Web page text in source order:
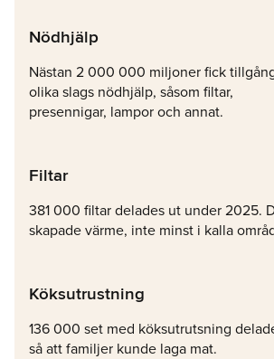
Nödhjälp
Nästan 2 000 000 miljoner fick
olika slags nödhjälp, såsom filtar,
presennigar, lampor och annat.
Filtar
381 000 filtar delades ut under 2025.
skapade värme, inte minst i kalla
Köksutrustning
136 000 set med köksutrutsning
så att familjer kunde laga mat.